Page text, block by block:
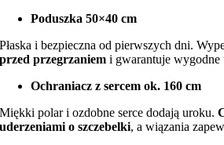
Poduszka 50×40 cm
Płaska i bezpieczna od pierwszych dni.
przed przegrzaniem i gwarantuje wygodne
Ochraniacz z sercem ok. 160 cm
Miękki polar i ozdobne serce dodają uroku.
uderzeniami o szczebelki, a wiązania